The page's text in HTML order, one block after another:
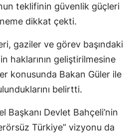
teklifinin güvenlik güçleri
dikkat çekti.
gaziler ve görev başındaki
haklarının geliştirilmesine
konusunda Bakan Güler ile
belirtti.
Başkanı Devlet Bahçeli’nin
Türkiye” vizyonu da